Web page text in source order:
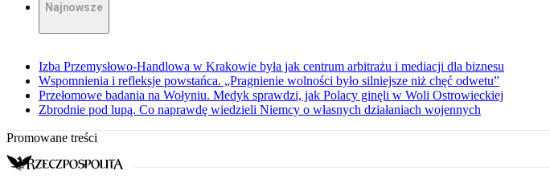
Najnowsze
Izba Przemysłowo-Handlowa w Krakowie była jak centrum arbitrażu i mediacji dla biznesu
Wspomnienia i refleksje powstańca. „Pragnienie wolności było silniejsze niż chęć odwetu”
Przełomowe badania na Wołyniu. Medyk sprawdzi, jak Polacy ginęli w Woli Ostrowieckiej
Zbrodnie pod lupą. Co naprawdę wiedzieli Niemcy o własnych działaniach wojennych
Promowane treści